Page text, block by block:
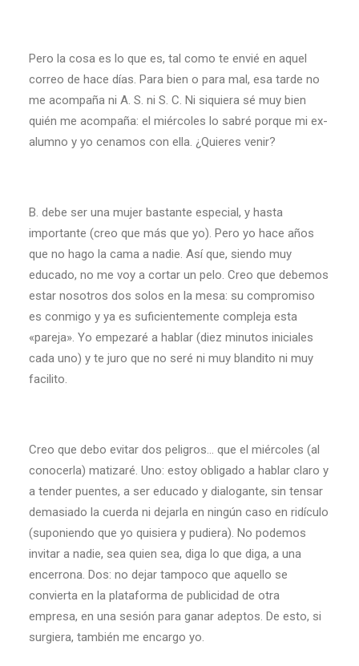
Pero la cosa es lo que es, tal como te envié en aquel
correo de hace días. Para bien o para mal, esa tarde no
me acompaña ni A. S. ni S. C. Ni siquiera sé muy bien
quién me acompaña: el miércoles lo sabré porque mi ex-
alumno y yo cenamos con ella. ¿Quieres venir?
B. debe ser una mujer bastante especial, y hasta
importante (creo que más que yo). Pero yo hace años
que no hago la cama a nadie. Así que, siendo muy
educado, no me voy a cortar un pelo. Creo que debemos
estar nosotros dos solos en la mesa: su compromiso
es conmigo y ya es suficientemente compleja esta
«pareja». Yo empezaré a hablar (diez minutos iniciales
cada uno) y te juro que no seré ni muy blandito ni muy
facilito.
Creo que debo evitar dos peligros… que el miércoles (al
conocerla) matizaré. Uno: estoy obligado a hablar claro y
a tender puentes, a ser educado y dialogante, sin tensar
demasiado la cuerda ni dejarla en ningún caso en ridículo
(suponiendo que yo quisiera y pudiera). No podemos
invitar a nadie, sea quien sea, diga lo que diga, a una
encerrona. Dos: no dejar tampoco que aquello se
convierta en la plataforma de publicidad de otra
empresa, en una sesión para ganar adeptos. De esto, si
surgiera, también me encargo yo.